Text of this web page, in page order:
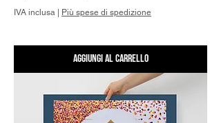
IVA inclusa Più spese di spedizione
Aggiungi al carrello